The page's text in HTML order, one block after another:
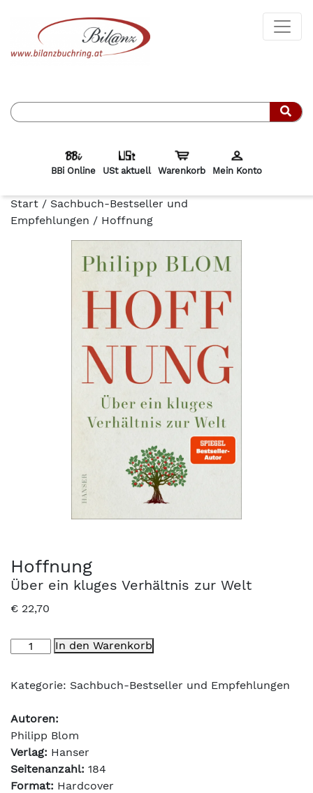
BBi Online USt aktuell Warenkorb Mein Konto
Start / Sachbuch-Bestseller und
Empfehlungen / Hoffnung
Hoffnung
Über ein kluges Verhältnis zur Welt
€ 22,70
HoffnungIn den Warenkorb
Kategorie: Sachbuch-Bestseller und Empfehlungen
Autoren:
Philipp Blom
Verlag: Hanser
Seitenanzahl: 184
Format: Hardcover